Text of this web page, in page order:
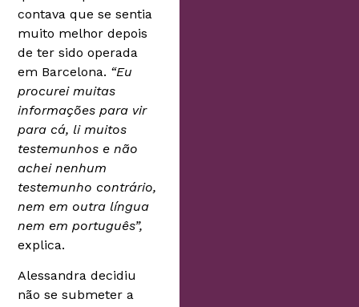
contava que se sentia
muito melhor depois
de ter sido operada
em Barcelona. “Eu
procurei muitas
informações para vir
para cá, li muitos
testemunhos e não
achei nenhum
testemunho contrário,
nem em outra língua
nem em português”,
explica.
Alessandra decidiu
não se submeter a